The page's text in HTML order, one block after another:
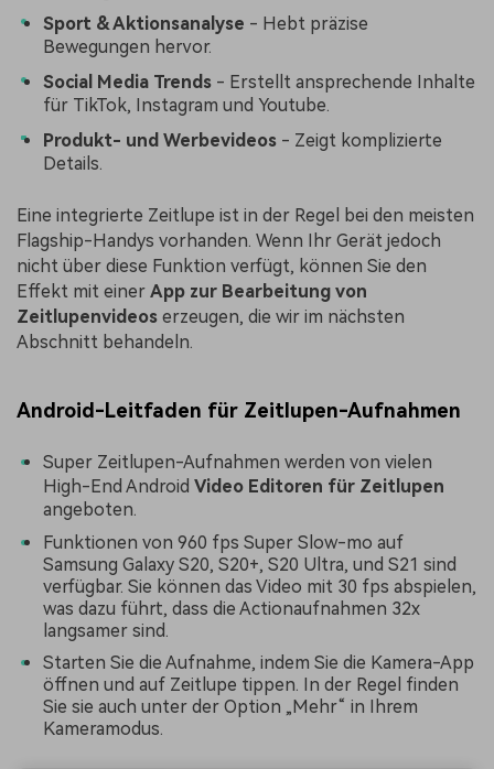
Sport & Aktionsanalyse - Hebt präzise
Bewegungen hervor.
Social Media Trends - Erstellt ansprechende Inhalte
für TikTok, Instagram und Youtube.
Produkt- und Werbevideos - Zeigt komplizierte
Details.
Eine integrierte Zeitlupe ist in der Regel bei den meisten
Flagship-Handys vorhanden. Wenn Ihr Gerät jedoch
nicht über diese Funktion verfügt, können Sie den
Effekt mit einer App zur Bearbeitung von
Zeitlupenvideos erzeugen, die wir im nächsten
Abschnitt behandeln.
Android-Leitfaden für Zeitlupen-Aufnahmen
Super Zeitlupen-Aufnahmen werden von vielen
High-End Android Video Editoren für Zeitlupen
angeboten.
Funktionen von 960 fps Super Slow-mo auf
Samsung Galaxy S20, S20+, S20 Ultra, und S21 sind
verfügbar. Sie können das Video mit 30 fps abspielen,
was dazu führt, dass die Actionaufnahmen 32x
langsamer sind.
Starten Sie die Aufnahme, indem Sie die Kamera-App
öffnen und auf Zeitlupe tippen. In der Regel finden
Sie sie auch unter der Option „Mehr“ in Ihrem
Kameramodus.